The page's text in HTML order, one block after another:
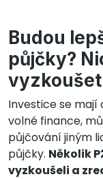
Budou
půjčky?
Investice se
volné finance,
půjčování jiným
půjčky. Několik
vyzkoušeli a